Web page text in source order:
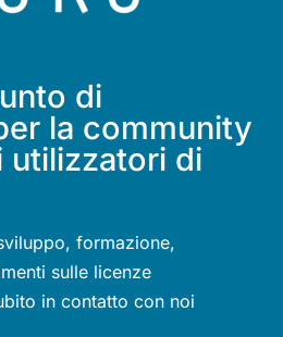
di
la community
utilizzatori di
formazione,
sulle licenze
in contatto con noi